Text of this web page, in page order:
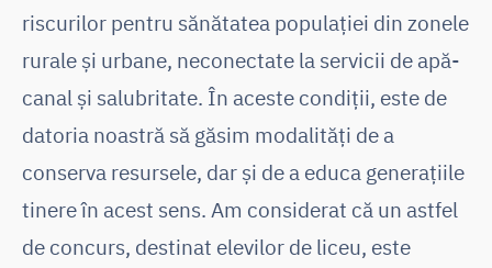
riscurilor pentru sănătatea populației din zonele
rurale și urbane, neconectate la servicii de apă-
canal și salubritate. În aceste condiții, este de
datoria noastră să găsim modalități de a
conserva resursele, dar și de a educa generațiile
tinere în acest sens. Am considerat că un astfel
de concurs, destinat elevilor de liceu, este